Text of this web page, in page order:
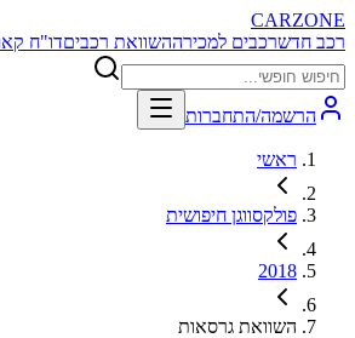
CARZONE
רכב חדשרכבים למכירההשוואת רכביםדו"ח
הרשמה/התחברות
ראשי
פולקסווגן חיפושית
2018
השוואת גרסאות